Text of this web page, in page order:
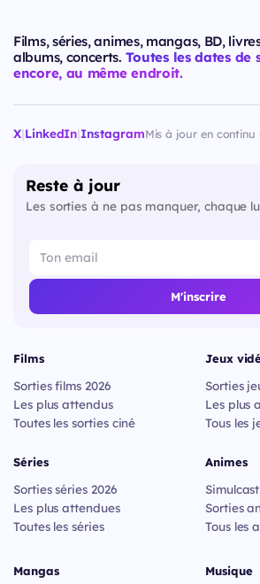
Films, séries, animes, mangas, BD,
albums, concerts. Toutes les dates de
encore, au même endroit.
X|LinkedIn|InstagramMis à jour en continu
Reste à jour
Les sorties à ne pas manquer, chaque
M'inscrire
Films
Sorties films 2026
Les plus attendus
Toutes les sorties ciné
Séries
Sorties séries 2026
Les plus attendues
Toutes les séries
Jeux
Sorties
Les plus
Tous les
Animes
Sorties
Tous les
Mangas Musique